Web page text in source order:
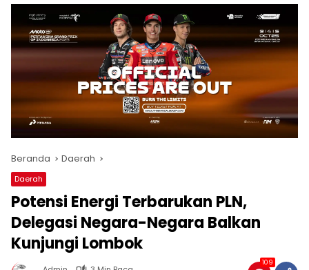
Beranda Daerah
Daerah
Potensi Energi Terbarukan PLN,
Delegasi Negara-Negara Balkan
Kunjungi Lombok
109